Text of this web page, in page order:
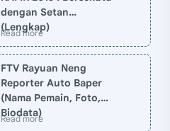
dengan Setan
(Lengkap)
FTV Rayuan Neng
Reporter Auto Baper
(Nama Pemain, Foto,
Biodata)